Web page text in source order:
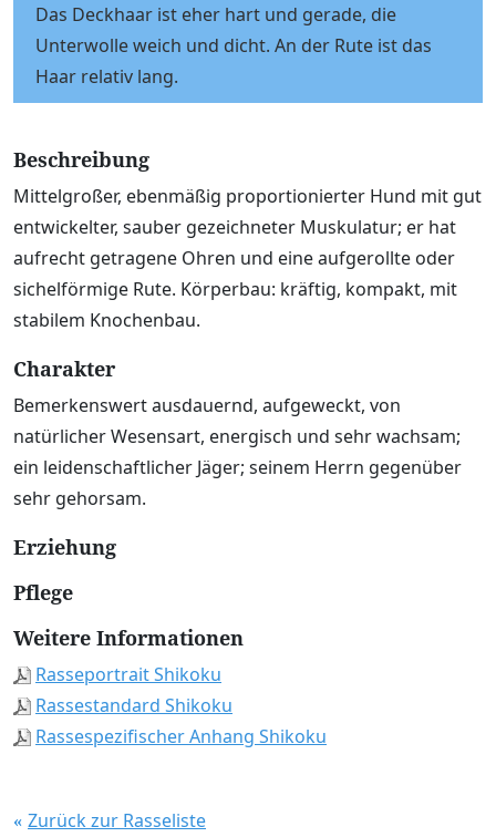
Das Deckhaar ist eher hart und gerade, die
Unterwolle weich und dicht. An der Rute ist das
Haar relativ lang.
Beschreibung
Mittelgroßer, ebenmäßig proportionierter Hund mit gut
entwickelter, sauber gezeichneter Muskulatur; er hat
aufrecht getragene Ohren und eine aufgerollte oder
sichelförmige Rute. Körperbau: kräftig, kompakt, mit
stabilem Knochenbau.
Charakter
Bemerkenswert ausdauernd, aufgeweckt, von
natürlicher Wesensart, energisch und sehr wachsam;
ein leidenschaftlicher Jäger; seinem Herrn gegenüber
sehr gehorsam.
Erziehung
Pflege
Weitere Informationen
Rasseportrait Shikoku
Rassestandard Shikoku
Rassespezifischer Anhang Shikoku
Zurück zur Rasseliste